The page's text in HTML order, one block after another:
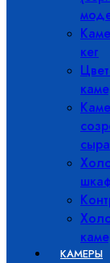
кег
сыра
КАМЕРЫ